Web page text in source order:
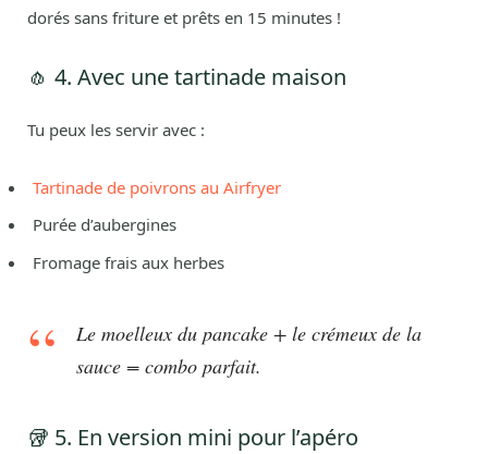
dorés sans friture et prêts en 15 minutes !
🧄 4. Avec une tartinade maison
Tu peux les servir avec :
Tartinade de poivrons au Airfryer
Purée d’aubergines
Fromage frais aux herbes
Le moelleux du pancake + le crémeux de la
sauce = combo parfait.
🥡 5. En version mini pour l’apéro